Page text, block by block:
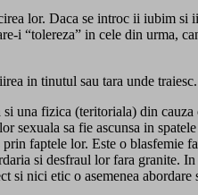
lor. Daca se introc ii iubim
i “tolereza” in cele din urma,
in tinutul sau tara unde
una fizica (teritoriala) din
sexuala sa fie ascunsa in
faptele lor. Este o blasfemie
si desfraul lor fara granite.
si nici etic o asemenea abordare